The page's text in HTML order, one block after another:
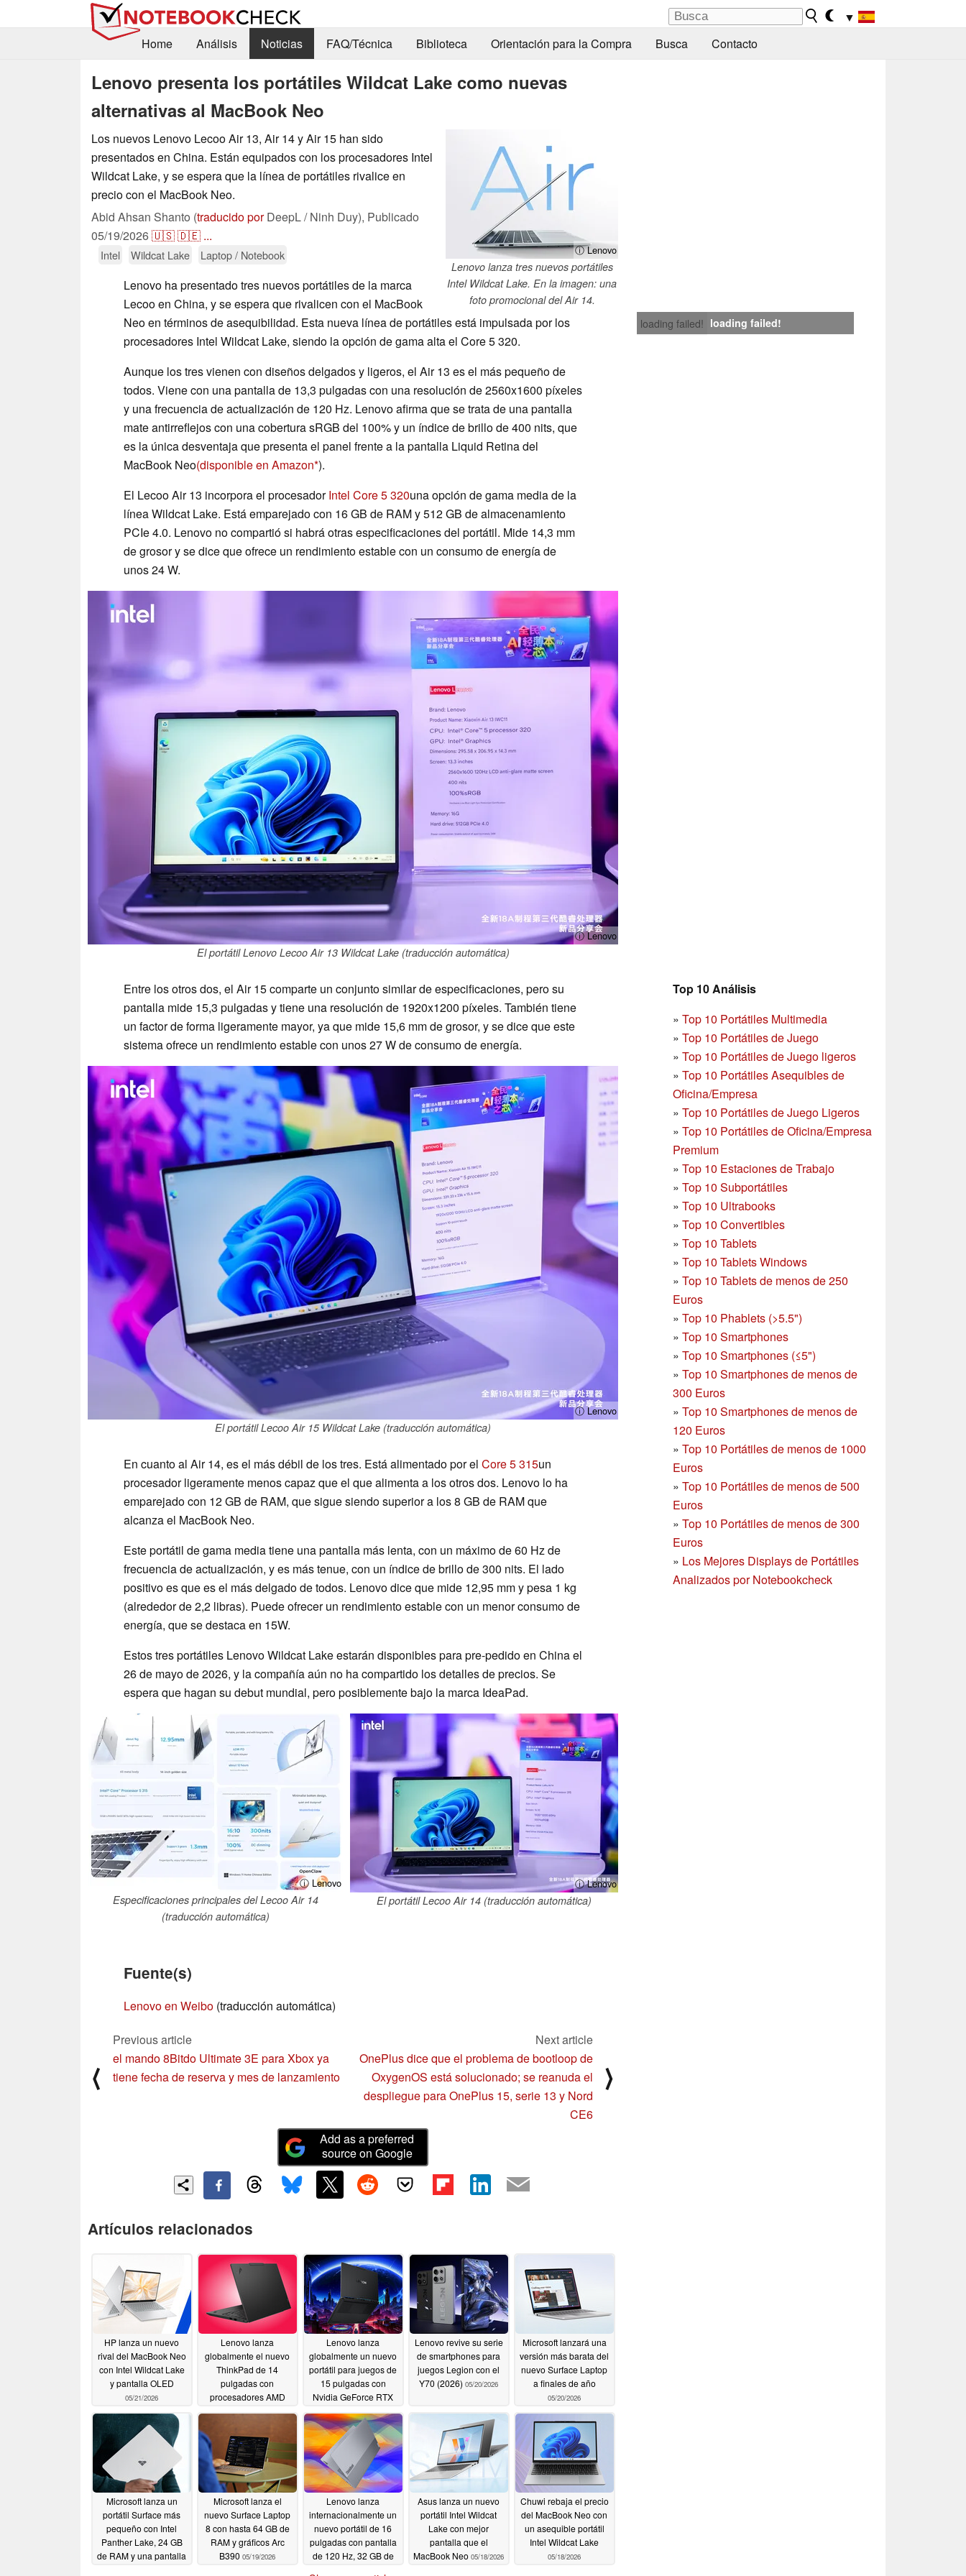
▼
Home
Análisis Noticias FAQ/Técnica Biblioteca Orientación para la Compra Busca Contacto
Lenovo presenta los portátiles Wildcat Lake como nuevas
alternativas al MacBook Neo
ⓘ Lenovo
Lenovo lanza tres nuevos portátiles
Intel Wildcat Lake. En la imagen: una
foto promocional del Air 14.
Los nuevos Lenovo Lecoo Air 13, Air 14 y Air 15 han sido
presentados en China. Están equipados con los procesadores Intel
Wildcat Lake, y se espera que la línea de portátiles rivalice en
precio con el MacBook Neo.
Abid Ahsan Shanto (traducido porDeepL / Ninh Duy), Publicado
05/19/2026🇺🇸🇩🇪 ...
Intel Wildcat Lake Laptop / Notebook
loading failed! loading failed!
Lenovo ha presentado tres nuevos portátiles de la marca
Lecoo en China, y se espera que rivalicen con el MacBook
Neo en términos de asequibilidad. Esta nueva línea de portátiles está impulsada por los
procesadores Intel Wildcat Lake, siendo la opción de gama alta el Core 5 320.
Aunque los tres vienen con diseños delgados y ligeros, el Air 13 es el más pequeño de
todos. Viene con una pantalla de 13,3 pulgadas con una resolución de 2560x1600 píxeles
y una frecuencia de actualización de 120 Hz. Lenovo afirma que se trata de una pantalla
mate antirreflejos con una cobertura sRGB del 100% y un índice de brillo de 400 nits, que
es la única desventaja que presenta el panel frente a la pantalla Liquid Retina del
MacBook Neo(disponible en Amazon ).
El Lecoo Air 13 incorpora el procesadorIntel Core 5 320una opción de gama media de la
línea Wildcat Lake. Está emparejado con 16 GB de RAM y 512 GB de almacenamiento
PCIe 4.0. Lenovo no compartió si habrá otras especificaciones del portátil. Mide 14,3 mm
de grosor y se dice que ofrece un rendimiento estable con un consumo de energía de
unos 24 W.
ⓘ Lenovo
El portátil Lenovo Lecoo Air 13 Wildcat Lake (traducción automática)
Top 10 Análisis
» Top 10 Portátiles Multimedia
» Top 10 Portátiles de Juego
» Top 10 Portátiles de Juego ligeros
» Top 10 Portátiles Asequibles de
Oficina/Empresa
» Top 10 Portátiles de Juego Ligeros
» Top 10 Portátiles de Oficina/Empresa
Premium
» Top 10 Estaciones de Trabajo
» Top 10 Subportátiles
» Top 10 Ultrabooks
» Top 10 Convertibles
» Top 10 Tablets
» Top 10 Tablets Windows
» Top 10 Tablets de menos de 250
Euros
» Top 10 Phablets (>5.5")
» Top 10 Smartphones
» Top 10 Smartphones (≤5")
» Top 10 Smartphones de menos de
300 Euros
» Top 10 Smartphonesde menos de
120 Euros
» Top 10 Portátiles de menos de 1000
Euros
» Top 10 Portátiles de menos de 500
Euros
» Top 10 Portátiles de menos de 300
Euros
» Los Mejores Displays de Portátiles
Analizados por Notebookcheck
Entre los otros dos, el Air 15 comparte un conjunto similar de especificaciones, pero su
pantalla mide 15,3 pulgadas y tiene una resolución de 1920x1200 píxeles. También tiene
un factor de forma ligeramente mayor, ya que mide 15,6 mm de grosor, y se dice que este
sistema ofrece un rendimiento estable con unos 27 W de consumo de energía.
ⓘ Lenovo
El portátil Lecoo Air 15 Wildcat Lake (traducción automática)
En cuanto al Air 14, es el más débil de los tres. Está alimentado por el Core 5 315un
procesador ligeramente menos capaz que el que alimenta a los otros dos. Lenovo lo ha
emparejado con 12 GB de RAM, que sigue siendo superior a los 8 GB de RAM que
alcanza el MacBook Neo.
Este portátil de gama media tiene una pantalla más lenta, con un máximo de 60 Hz de
frecuencia de actualización, y es más tenue, con un índice de brillo de 300 nits. El lado
positivo es que es el más delgado de todos. Lenovo dice que mide 12,95 mm y pesa 1 kg
(alrededor de 2,2 libras). Puede ofrecer un rendimiento estable con un menor consumo de
energía, que se destaca en 15W.
Estos tres portátiles Lenovo Wildcat Lake estarán disponibles para pre-pedido en China el
26 de mayo de 2026, y la compañía aún no ha compartido los detalles de precios. Se
espera que hagan su debut mundial, pero posiblemente bajo la marca IdeaPad.
ⓘ Lenovo
Especificaciones principales del Lecoo Air 14
(traducción automática)
ⓘ Lenovo
El portátil Lecoo Air 14 (traducción automática)
Fuente(s)
Lenovo en Weibo (traducción automática)
⟨
Previous article
el mando 8Bitdo Ultimate 3E para Xbox ya
tiene fecha de reserva y mes de lanzamiento
Next article
OnePlus dice que el problema de bootloop de
OxygenOS está solucionado; se reanuda el
despliegue para OnePlus 15, serie 13 y Nord
CE6
⟩
Add as a preferred
source on Google
Artículos relacionados
HP lanza un nuevo
rival del MacBook Neo
con Intel Wildcat Lake
y pantalla OLED
05/21/2026
Lenovo lanza
globalmente el nuevo
ThinkPad de 14
pulgadas con
procesadores AMD
Lenovo lanza
globalmente un nuevo
portátil para juegos de
15 pulgadas con
Nvidia GeForce RTX
pantalla OLED de
1.100 nit
05/20/2026
Lenovo revive su serie
de smartphones para
juegos Legion con el
Y70 (2026) 05/20/2026
Microsoft lanzará una
versión más barata del
nuevo Surface Laptop
a finales de año
05/20/2026
Microsoft lanza un
portátil Surface más
pequeño con Intel
Panther Lake, 24 GB
de RAM y una pantalla
Microsoft lanza el
nuevo Surface Laptop
8 con hasta 64 GB de
RAM y gráficos Arc
B390 05/19/2026
Lenovo lanza
internacionalmente un
nuevo portátil de 16
pulgadas con pantalla
de 120 Hz, 32 GB de
Asus lanza un nuevo
portátil Intel Wildcat
Lake con mejor
pantalla que el
MacBook Neo 05/18/2026
Chuwi rebaja el precio
del MacBook Neo con
un asequible portátil
Intel Wildcat Lake
05/18/2026